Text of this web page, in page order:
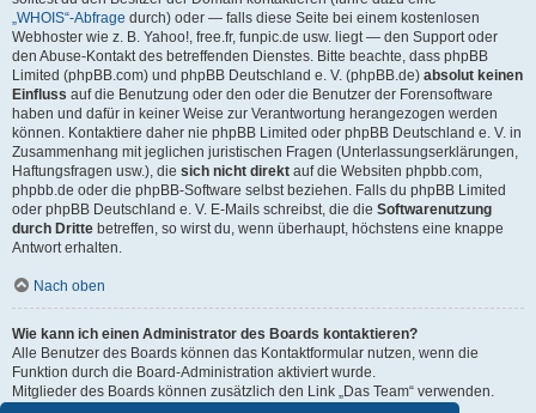
„WHOIS“-Abfrage durch) oder — falls diese Seite bei einem kostenlosen
Webhoster wie z. B. Yahoo!, free.fr, funpic.de usw. liegt — den Support oder
den Abuse-Kontakt des betreffenden Dienstes. Bitte beachte, dass phpBB
Limited (phpBB.com) und phpBB Deutschland e. V. (phpBB.de) absolut keinen
Einfluss auf die Benutzung oder den oder die Benutzer der Forensoftware
haben und dafür in keiner Weise zur Verantwortung herangezogen werden
können. Kontaktiere daher nie phpBB Limited oder phpBB Deutschland e. V. in
Zusammenhang mit jeglichen juristischen Fragen (Unterlassungserklärungen,
Haftungsfragen usw.), die sich nicht direkt auf die Websiten phpbb.com,
phpbb.de oder die phpBB-Software selbst beziehen. Falls du phpBB Limited
oder phpBB Deutschland e. V. E-Mails schreibst, die die Softwarenutzung
durch Dritte betreffen, so wirst du, wenn überhaupt, höchstens eine knappe
Antwort erhalten.
Nach oben
Wie kann ich einen Administrator des Boards kontaktieren?
Alle Benutzer des Boards können das Kontaktformular nutzen, wenn die
Funktion durch die Board-Administration aktiviert wurde.
Mitglieder des Boards können zusätzlich den Link „Das Team“ verwenden.